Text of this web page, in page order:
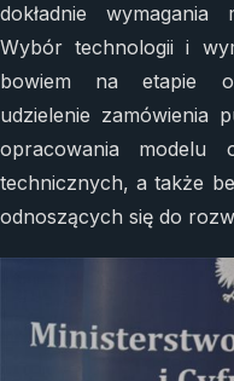
dokładnie
Wybór technologii i
bowiem na etapie
udzielenie zamówienia
opracowania modelu
technicznych, a także
odnoszących się do